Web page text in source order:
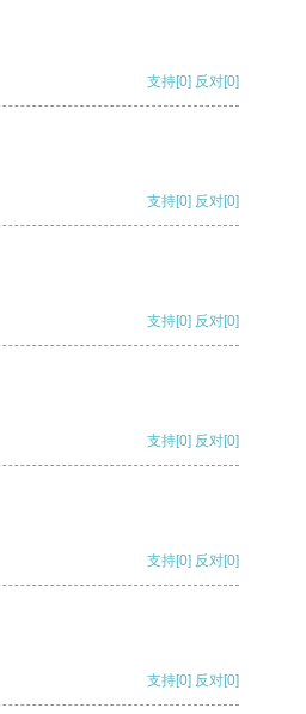
支持[0] 反对[0]
支持[0] 反对[0]
支持[0] 反对[0]
支持[0] 反对[0]
支持[0] 反对[0]
支持[0] 反对[0]